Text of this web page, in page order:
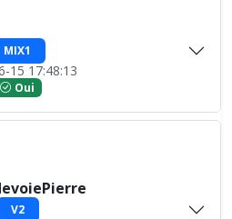
MIX1
15 17:48:13
Oui
V2